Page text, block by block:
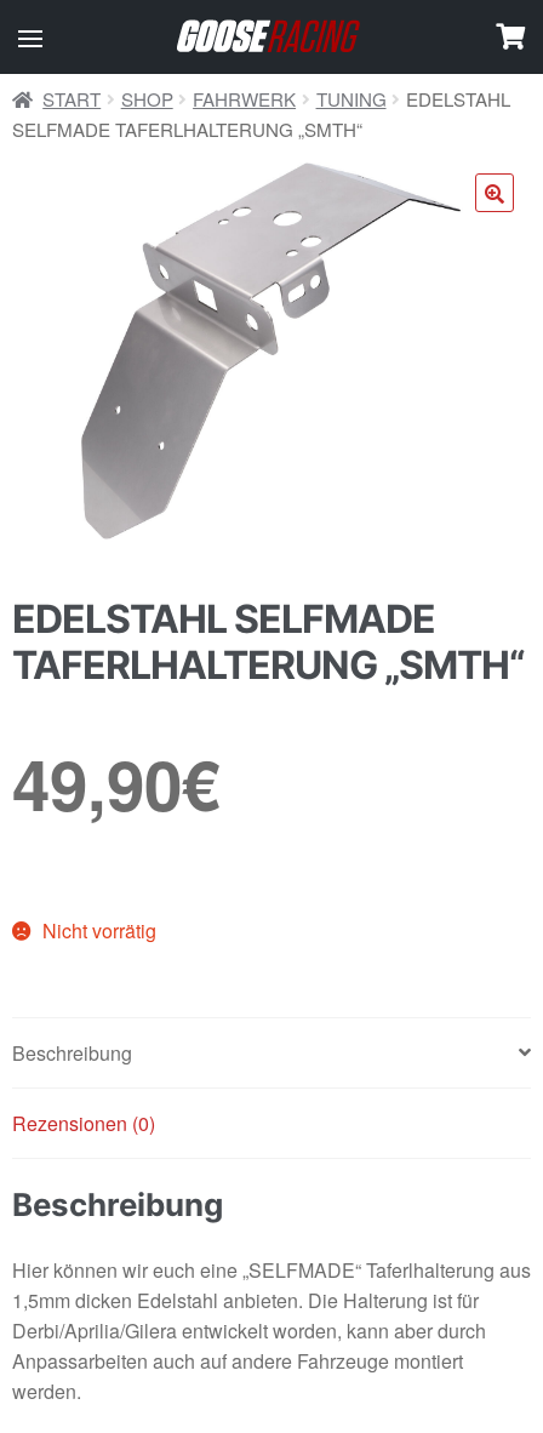
START SHOP FAHRWERK TUNING
EDELSTAHL
SELFMADE TAFERLHALTERUNG „SMTH“
EDELSTAHL SELFMADE
TAFERLHALTERUNG „SMTH“
49,90€
Nicht vorrätig
Beschreibung
Rezensionen (0)
Beschreibung
Hier können wir euch eine „SELFMADE“ Taferlhalterung aus
1,5mm dicken Edelstahl anbieten. Die Halterung ist für
Derbi/Aprilia/Gilera entwickelt worden, kann aber durch
Anpassarbeiten auch auf andere Fahrzeuge montiert
werden.